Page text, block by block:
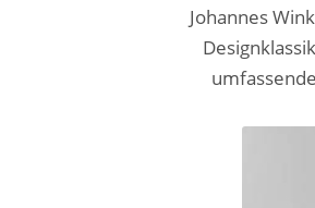
Johannes
umfassende